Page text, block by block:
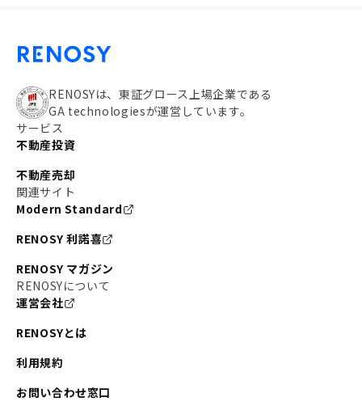
RENOSYは、東証グロース上場企業である
GA technologiesが運営しています。
サービス
不動産投資
不動産売却
関連サイト
Modern Standard
RENOSY 利諾喜
RENOSY マガジン
RENOSYについて
運営会社
RENOSYとは
利用規約
お問い合わせ窓口